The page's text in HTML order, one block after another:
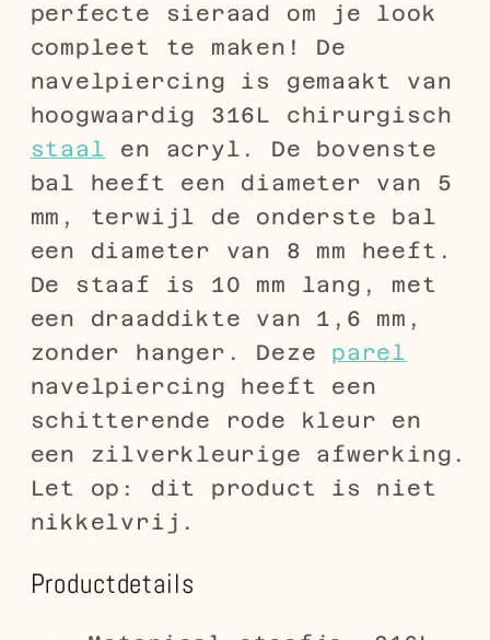
perfecte sieraad om je look
compleet te maken! De
navelpiercing is gemaakt van
hoogwaardig 316L chirurgisch
staal en acryl. De bovenste
bal heeft een diameter van 5
mm, terwijl de onderste bal
een diameter van 8 mm heeft.
De staaf is 10 mm lang, met
een draaddikte van 1,6 mm,
zonder hanger. Deze parel
navelpiercing heeft een
schitterende rode kleur en
een zilverkleurige afwerking.
Let op: dit product is niet
nikkelvrij.
Productdetails